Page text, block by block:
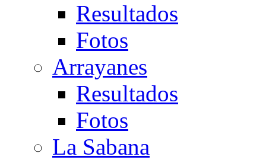
Resultados
Fotos
Arrayanes
Resultados
Fotos
La Sabana